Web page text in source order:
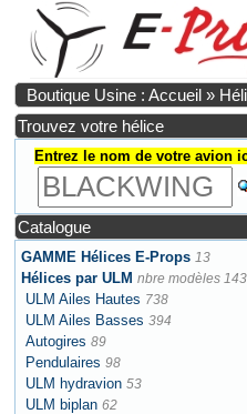
Boutique Usine : Accueil »
Trouvez votre hélice
Entrez le nom de votre avion
Catalogue
GAMME Hélices E-Props 13
Hélices par ULM nbre modèles
ULM Ailes Hautes 738
ULM Ailes Basses 394
Autogires89
Pendulaires98
ULM hydravion 53
ULM biplan 62